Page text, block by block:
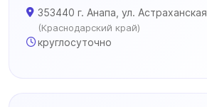
353440 г. Анапа, ул.
(Краснодарский край)
круглосуточно